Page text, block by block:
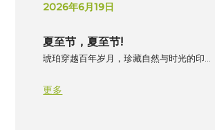
2026年6月19日
夏至节，夏至节!
琥珀穿越百年岁月，珍藏自然与时光的印…
更多